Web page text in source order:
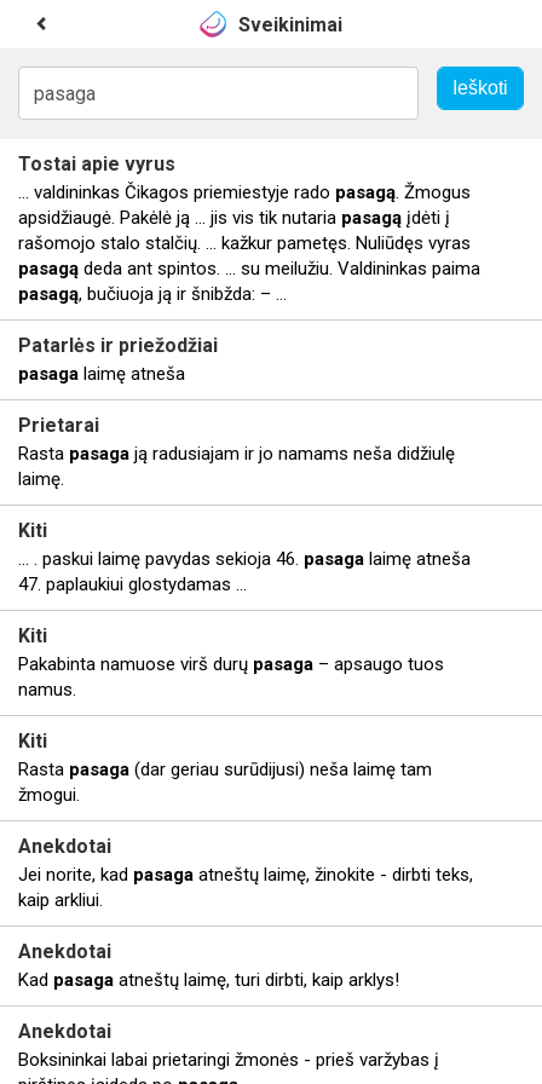
Sveikinimai
Tostai apie vyrus
... valdininkas Čikagos priemiestyje rado pasagą. Žmogus
apsidžiaugė. Pakėlė ją ... jis vis tik nutaria pasagą įdėti į
rašomojo stalo stalčių. ... kažkur pametęs. Nuliūdęs vyras
pasagą deda ant spintos. ... su meilužiu. Valdininkas paima
pasagą, bučiuoja ją ir šnibžda: – ...
Patarlės ir priežodžiai
pasaga laimę atneša
Prietarai
Rasta pasaga ją radusiajam ir jo namams neša didžiulę
laimę.
Kiti
... . paskui laimę pavydas sekioja 46. pasaga laimę atneša
47. paplaukiui glostydamas ...
Kiti
Pakabinta namuose virš durų pasaga – apsaugo tuos
namus.
Kiti
Rasta pasaga (dar geriau surūdijusi) neša laimę tam
žmogui.
Anekdotai
Jei norite, kad pasaga atneštų laimę, žinokite - dirbti teks,
kaip arkliui.
Anekdotai
Kad pasaga atneštų laimę, turi dirbti, kaip arklys!
Anekdotai
Boksininkai labai prietaringi žmonės - prieš varžybas į